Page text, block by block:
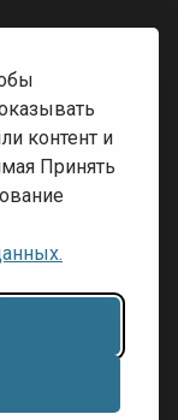
контент и
Принять
данных